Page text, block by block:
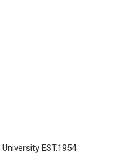
EST.1954